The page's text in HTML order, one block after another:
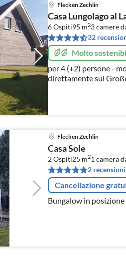
Flecken Zechlin
Casa Lungolago al
6 Ospiti95 m23camere
32
Molto
per 4 (+2) persone -
direttamente sul
Flecken Zechlin
Casa Sole
2 Ospiti25 m21 camera
2 recensioni
Cancellazione
Bungalow in